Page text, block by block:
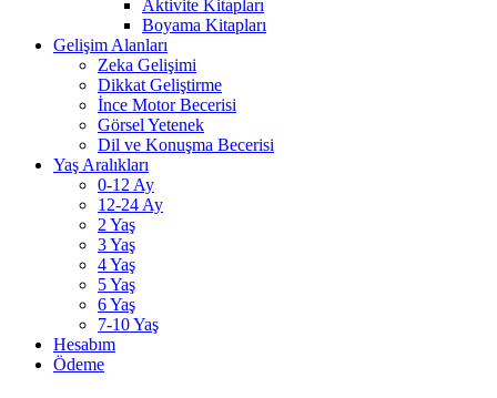
Aktivite Kitapları
Boyama Kitapları
Gelişim Alanları
Zeka Gelişimi
Dikkat Geliştirme
İnce Motor Becerisi
Görsel Yetenek
Dil ve Konuşma Becerisi
Yaş Aralıkları
0-12 Ay
12-24 Ay
2 Yaş
3 Yaş
4 Yaş
5 Yaş
6 Yaş
7-10 Yaş
Hesabım
Ödeme